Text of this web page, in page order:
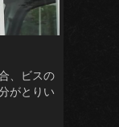
、ビスの
がとりい